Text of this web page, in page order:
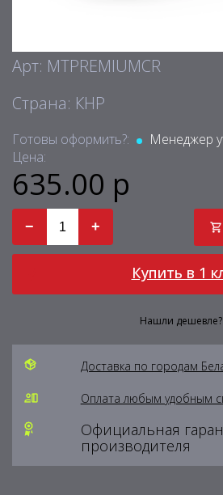
Арт: MTPREMIUMCR
Страна: КНР
Готовы оформить?:
Менеджер
Цена:
635.00 р
− +
Купить в 1
Нашли дешевле?
Доставка по городам
Оплата любым удобным
Официальная
производителя